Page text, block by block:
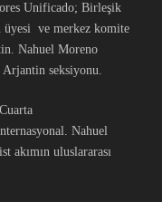
Unificado; Birleşik
üyesi ve merkez komite
Nahuel Moreno
Arjantin seksiyonu.
Nahuel
akımın uluslararası